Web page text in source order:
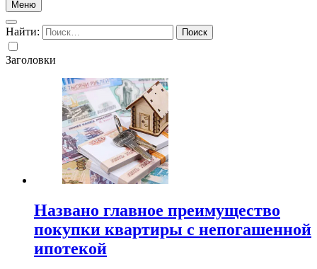
Меню
Найти:
Заголовки
Названо главное преимущество
покупки квартиры с непогашенной
ипотекой